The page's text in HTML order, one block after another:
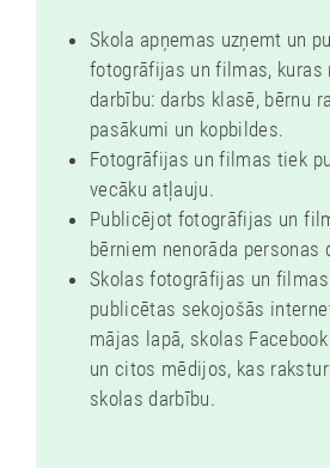
N
T
Ā
S
A
P
K
A
I
M
E
S
Skola apņemas uzņemt un
fotogrāfijas un filmas, kuras
darbību: darbs klasē, bērnu
pasākumi un kopbildes.
Fotogrāfijas un filmas tiek
vecāku atļauju.
Publicējot fotogrāfijas un
bērniem nenorāda personas
Skolas fotogrāfijas un
publicētas sekojošās
mājas lapā, skolas
un citos mēdijos, kas
skolas darbību.